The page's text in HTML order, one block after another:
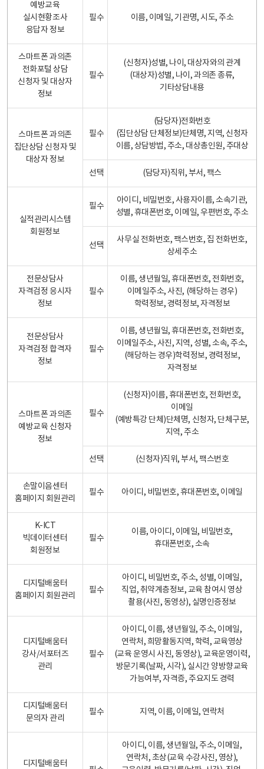
예방교육
실시현황조사
응답자 정보
필수 이름, 이메일, 기관명, 시도, 주소
스마트폰 과의존
전화포털 상담
신청자 및 대상자
정보
필수
(신청자)성별, 나이, 대상자와의 관계
(대상자)성별, 나이, 과의존 종류,
기타상담내용
스마트폰 과의존
집단상담 신청자 및
대상자 정보
필수
(담당자)전화번호
(집단상담 단체정보)단체명, 지역, 신청자
이름, 상담방법, 주소, 대상총인원, 주대상
선택 (담당자)직위, 부서, 팩스
실적관리시스템
회원정보
필수
아이디, 비밀번호, 사용자이름, 소속기관,
성별, 휴대폰번호, 이메일, 우편번호, 주소
선택
사무실 전화번호, 팩스번호, 집 전화번호,
상세주소
전문상담사
자격검정 응시자
정보
필수
이름, 생년월일, 휴대폰번호, 전화번호,
이메일주소, 사진, (해당하는 경우)
학력정보, 경력정보, 자격정보
전문상담사
자격검정 합격자
정보
필수
이름, 생년월일, 휴대폰번호, 전화번호,
이메일주소, 사진, 지역, 성별, 소속, 주소,
(해당하는 경우)학력정보, 경력정보,
자격정보
스마트폰 과의존
예방교육 신청자
정보
필수
(신청자)이름, 휴대폰번호, 전화번호,
이메일
(예방특강 단체)단체명, 신청자, 단체구분,
지역, 주소
선택 (신청자)직위, 부서, 팩스번호
손말이음센터
홈페이지 회원관리
필수 아이디, 비밀번호, 휴대폰번호, 이메일
K-ICT
빅데이터센터
회원정보
필수
이름, 아이디, 이메일, 비밀번호,
휴대폰번호, 소속
디지털배움터
홈페이지 회원관리
필수
아이디, 비밀번호, 주소, 성별, 이메일,
직업, 취약계층정보, 교육 참여시 영상
촬용(사진, 동영상), 실명인증정보
디지털배움터
강사/서포터즈
관리
필수
아이디, 이름, 생년월일, 주소, 이메일,
연락처, 희망활동지역, 학력, 교육영상
(교육 운영시 사진, 동영상), 교육운영이력,
방문기록(날짜, 시각), 실시간 양방향교육
가능여부, 자격증, 주요지도 경력
디지털배움터
문의자 관리
필수 지역, 이름, 이메일, 연락처
디지털배움터
아이디, 이름, 생년월일, 주소, 이메일,
연락처, 초상(교육 수강사진, 영상),